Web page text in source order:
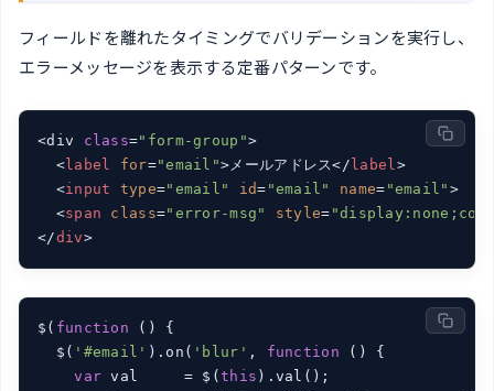
フィールドを離れたタイミングでバリデーションを実行し、
エラーメッセージを表示する定番パターンです。
<div class="form-group">
<label for="email"> メールアドレス</label >
<input type="email" id= "email" name= "email" >
<span class="error-msg" style=
</div>
$( function ( ) {
  $(
'#email' ).on( 'blur' , function ( ) {
var val     = $(this ).val();